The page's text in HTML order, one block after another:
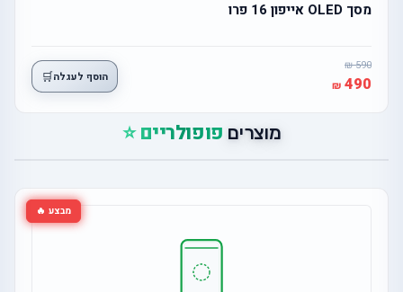
מסך OLED אייפון 16 פרו
590
490 הוסף לעגלה🛒
מוצרים פופולריים ⭐
מבצע 🔥